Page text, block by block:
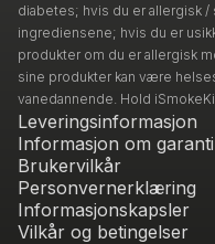
diabetes; hvis du er allergisk /
ingrediensene; hvis du er
produkter om du er allergisk
sine produkter kan være
vanedannende. Hold
Leveringsinformasjon
Informasjon om garanti
Brukervilkår
Personvernerklæring
Informasjonskapsler
Vilkår og betingelser